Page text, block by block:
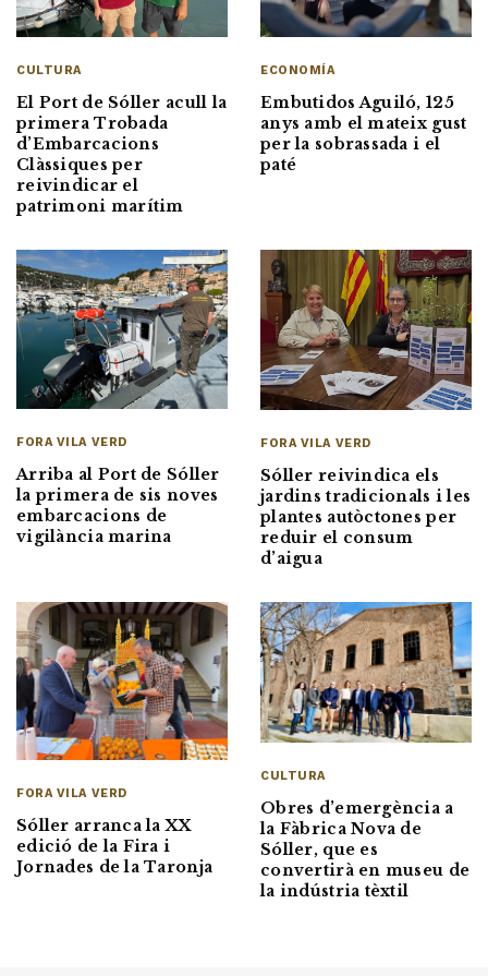
CULTURA
El Port de Sóller acull la
primera Trobada
d’Embarcacions
Clàssiques per
reivindicar el
patrimoni marítim
ECONOMÍA
Embutidos Aguiló, 125
anys amb el mateix gust
per la sobrassada i el
paté
FORA VILA VERD
Arriba al Port de Sóller
la primera de sis noves
embarcacions de
vigilància marina
FORA VILA VERD
Sóller reivindica els
jardins tradicionals i les
plantes autòctones per
reduir el consum
d’aigua
FORA VILA VERD
Sóller arranca la XX
edició de la Fira i
Jornades de la Taronja
CULTURA
Obres d’emergència a
la Fàbrica Nova de
Sóller, que es
convertirà en museu de
la indústria tèxtil